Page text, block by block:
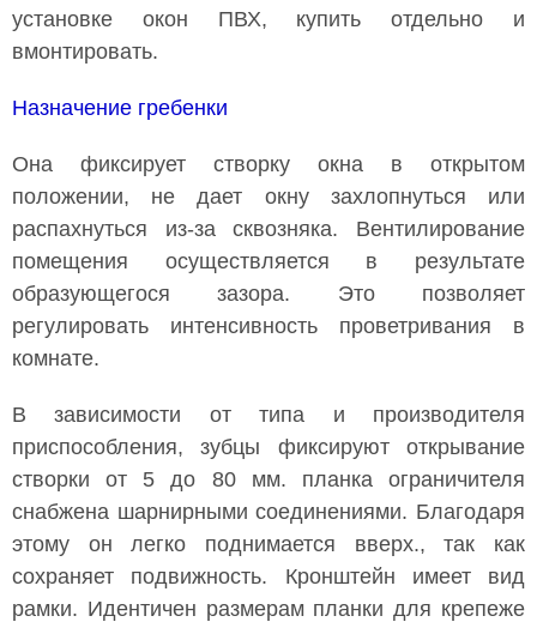
установке окон ПВХ, купить отдельно и
вмонтировать.
Назначение гребенки
Она фиксирует створку окна в открытом
положении, не дает окну захлопнуться или
распахнуться из-за сквозняка. Вентилирование
помещения осуществляется в результате
образующегося зазора. Это позволяет
регулировать интенсивность проветривания в
комнате.
В зависимости от типа и производителя
приспособления, зубцы фиксируют открывание
створки от 5 до 80 мм. планка ограничителя
снабжена шарнирными соединениями. Благодаря
этому он легко поднимается вверх., так как
сохраняет подвижность. Кронштейн имеет вид
рамки. Идентичен размерам планки для крепеже